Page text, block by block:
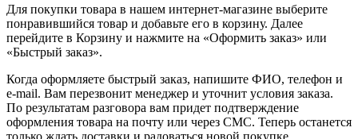
Для покупки товара в нашем интернет-магазине выберите
понравившийся товар и добавьте его в корзину. Далее
перейдите в Корзину и нажмите на «Оформить заказ» или
«Быстрый заказ».
Когда оформляете быстрый заказ, напишите ФИО, телефон и
e-mail. Вам перезвонит менеджер и уточнит условия заказа.
По результатам разговора вам придет подтверждение
оформления товара на почту или через СМС. Теперь останется
только ждать доставки и радоваться новой покупке.